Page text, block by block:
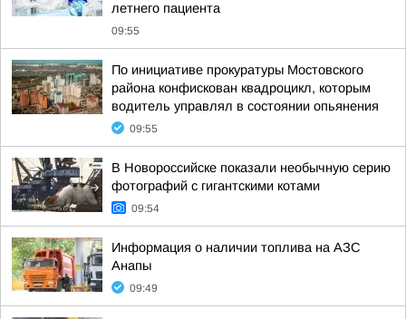
летнего пациента
09:55
По инициативе прокуратуры Мостовского
района конфискован квадроцикл, которым
водитель управлял в состоянии опьянения
09:55
В Новороссийске показали необычную серию
фотографий с гигантскими котами
09:54
Информация о наличии топлива на АЗС
Анапы
09:49